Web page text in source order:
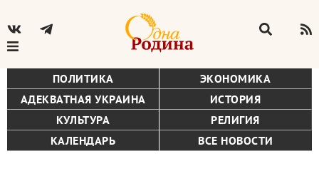
ПОЛИТИКА
ЭКОНОМИКА
АДЕКВАТНАЯ УКРАИНА
ИСТОРИЯ
КУЛЬТУРА
РЕЛИГИЯ
КАЛЕНДАРЬ
ВСЕ НОВОСТИ